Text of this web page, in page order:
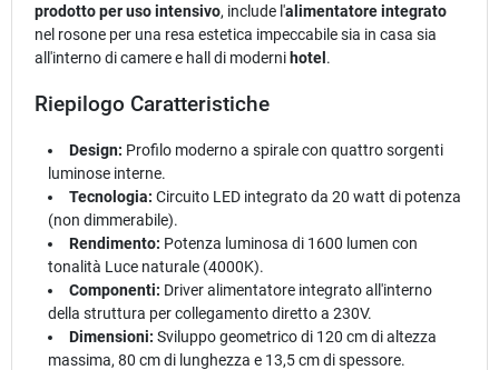
prodotto per uso intensivo, include l'alimentatore integrato
nel rosone per una resa estetica impeccabile sia in casa sia
all'interno di camere e hall di moderni hotel .
Riepilogo Caratteristiche
Design: Profilo moderno a spirale con quattro sorgenti
luminose interne.
Tecnologia: Circuito LED integrato da 20 watt di potenza
(non dimmerabile).
Rendimento: Potenza luminosa di 1600 lumen con
tonalità Luce naturale (4000K).
Componenti: Driver alimentatore integrato all'interno
della struttura per collegamento diretto a 230V.
Dimensioni: Sviluppo geometrico di 120 cm di altezza
massima, 80 cm di lunghezza e 13,5 cm di spessore.